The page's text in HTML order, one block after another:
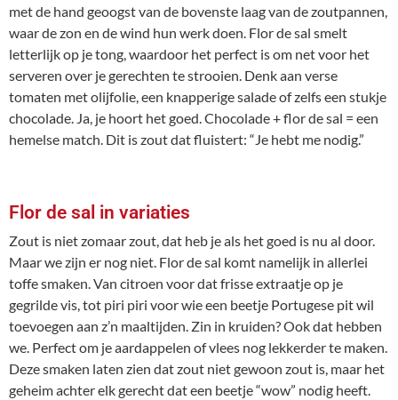
met de hand geoogst van de bovenste laag van de zoutpannen,
waar de zon en de wind hun werk doen. Flor de sal smelt
letterlijk op je tong, waardoor het perfect is om net voor het
serveren over je gerechten te strooien. Denk aan verse
tomaten met olijfolie, een knapperige salade of zelfs een stukje
chocolade. Ja, je hoort het goed. Chocolade + flor de sal = een
hemelse match. Dit is zout dat fluistert: “Je hebt me nodig.”
Flor de sal in variaties
Zout is niet zomaar zout, dat heb je als het goed is nu al door.
Maar we zijn er nog niet. Flor de sal komt namelijk in allerlei
toffe smaken. Van citroen voor dat frisse extraatje op je
gegrilde vis, tot piri piri voor wie een beetje Portugese pit wil
toevoegen aan z’n maaltijden. Zin in kruiden? Ook dat hebben
we. Perfect om je aardappelen of vlees nog lekkerder te maken.
Deze smaken laten zien dat zout niet gewoon zout is, maar het
geheim achter elk gerecht dat een beetje “wow” nodig heeft.